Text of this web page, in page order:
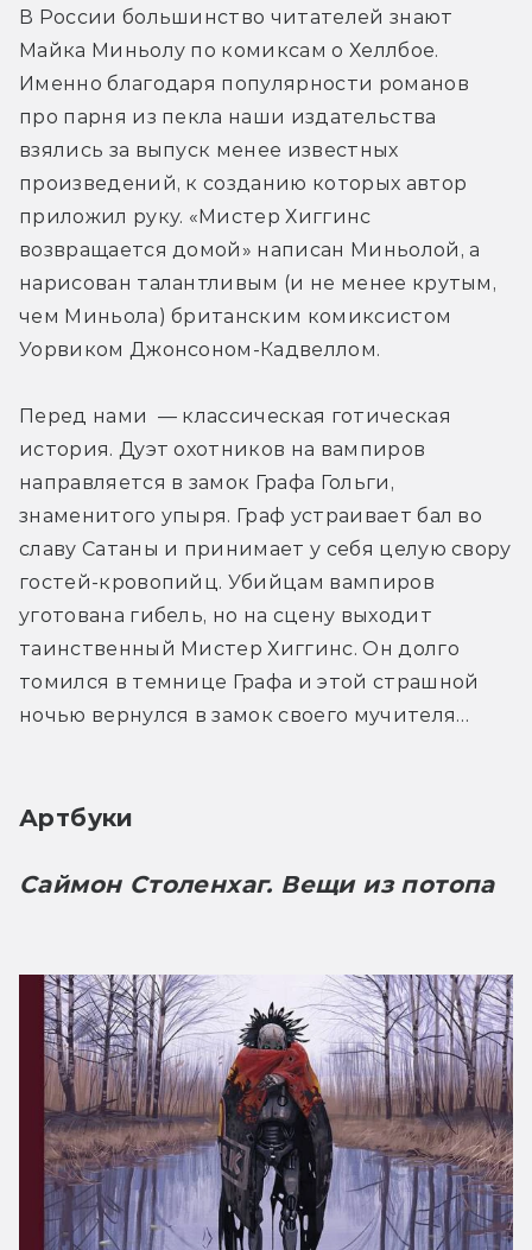
В России большинство читателей знают
Майка Миньолу по комиксам о Хеллбое.
Именно благодаря популярности романов
про парня из пекла наши издательства
взялись за выпуск менее известных
произведений, к созданию которых автор
приложил руку. «Мистер Хиггинс
возвращается домой» написан Миньолой, а
нарисован талантливым (и не менее крутым,
чем Миньола) британским комиксистом
Уорвиком Джонсоном-Кадвеллом.
Перед нами  — классическая готическая
история. Дуэт охотников на вампиров
направляется в замок Графа Гольги,
знаменитого упыря. Граф устраивает бал во
славу Сатаны и принимает у себя целую свору
гостей-кровопийц. Убийцам вампиров
уготована гибель, но на сцену выходит
таинственный Мистер Хиггинс. Он долго
томился в темнице Графа и этой страшной
ночью вернулся в замок своего мучителя…
Артбуки
Саймон Столенхаг. Вещи из потопа